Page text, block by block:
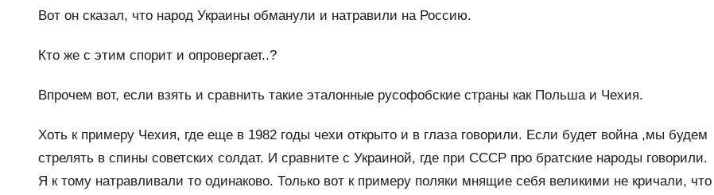
Вот он сказал, что народ Украины обманули и натравили на Россию.
Кто же с этим спорит и опровергает..?
Впрочем вот, если взять и сравнить такие эталонные русофобские страны как Польша и Чехия.
Хоть к примеру Чехия, где еще в 1982 годы чехи открыто и в глаза говорили. Если будет война ,мы будем
стрелять в спины советских солдат. И сравните с Украиной, где при СССР про братские народы говорили.
Я к тому натравливали то одинаково. Только вот к примеру поляки мнящие себя великими не кричали, что